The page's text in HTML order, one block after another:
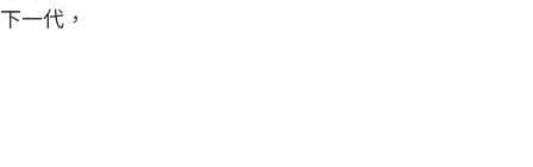
一代，